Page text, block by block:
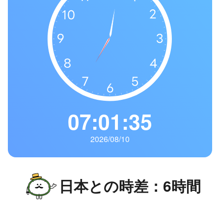
07:01:36
2026/08/10
日本との時差：6時間